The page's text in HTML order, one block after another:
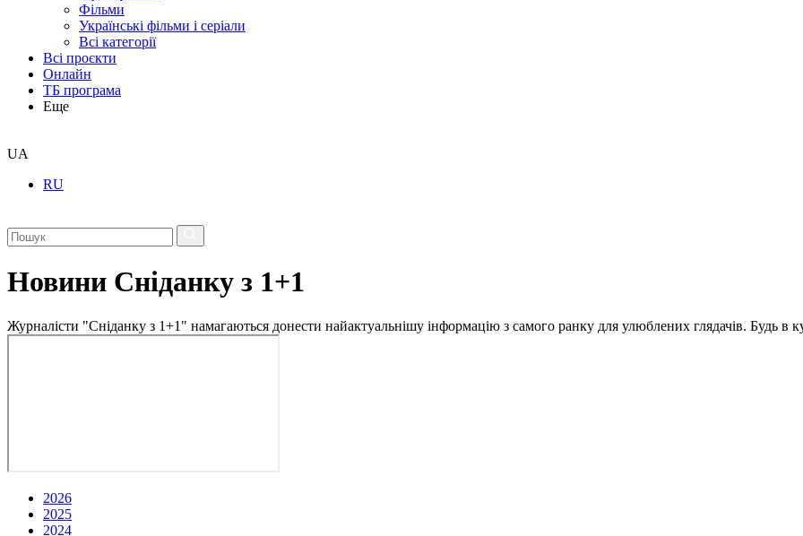
Фільми
Українські фільми і серіали
Всі категорії
Всі проєкти
Онлайн
ТБ програма
Еще
UA
RU
Новини Сніданку з 1+1
Журналісти "Сніданку з 1+1" намагаються донести найактуальнішу інформацію з самого ранку для улюблених глядачів. Будь в
2026
2025
2024